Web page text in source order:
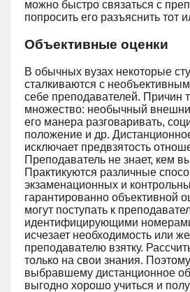
можно быстро связаться с
попросить его разъяснить тот
Объективные оценки
В обычных вузах некоторые
сталкиваются с
себе преподавателей. Причин
множество: необычный
его манера разговаривать,
положение и др.
исключает предвзятость
Преподаватель не знает, кем
Практикуются различные
экзаменационных и
гарантированно объективной
могут поступать к
идентифицирующими
исчезает необходимость или
преподавателю взятку.
только на свои знания.
выбравшему дистанционное
выгодно хорошо учиться и